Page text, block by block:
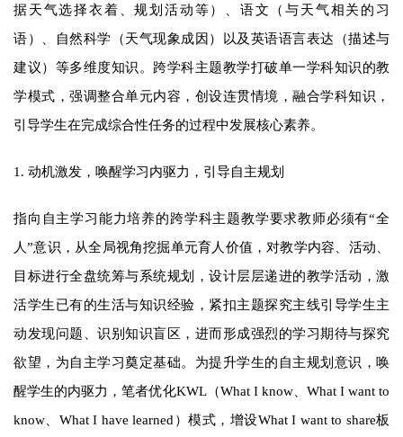
据天气选择衣着、规划活动等）、语文（与天气相关的习
语）、自然科学（天气现象成因）以及英语语言表达（描述与
建议）等多维度知识。跨学科主题教学打破单一学科知识的教
学模式，强调整合单元内容，创设连贯情境，融合学科知识，
引导学生在完成综合性任务的过程中发展核心素养。
1. 动机激发，唤醒学习内驱力，引导自主规划
指向自主学习能力培养的跨学科主题教学要求教师必须有“全
人”意识，从全局视角挖掘单元育人价值，对教学内容、活动、
目标进行全盘统筹与系统规划，设计层层递进的教学活动，激
活学生已有的生活与知识经验，紧扣主题探究主线引导学生主
动发现问题、识别知识盲区，进而形成强烈的学习期待与探究
欲望，为自主学习奠定基础。为提升学生的自主规划意识，唤
醒学生的内驱力，笔者优化KWL（What I know、What I want to
know、What I have learned）模式，增设What I want to share板